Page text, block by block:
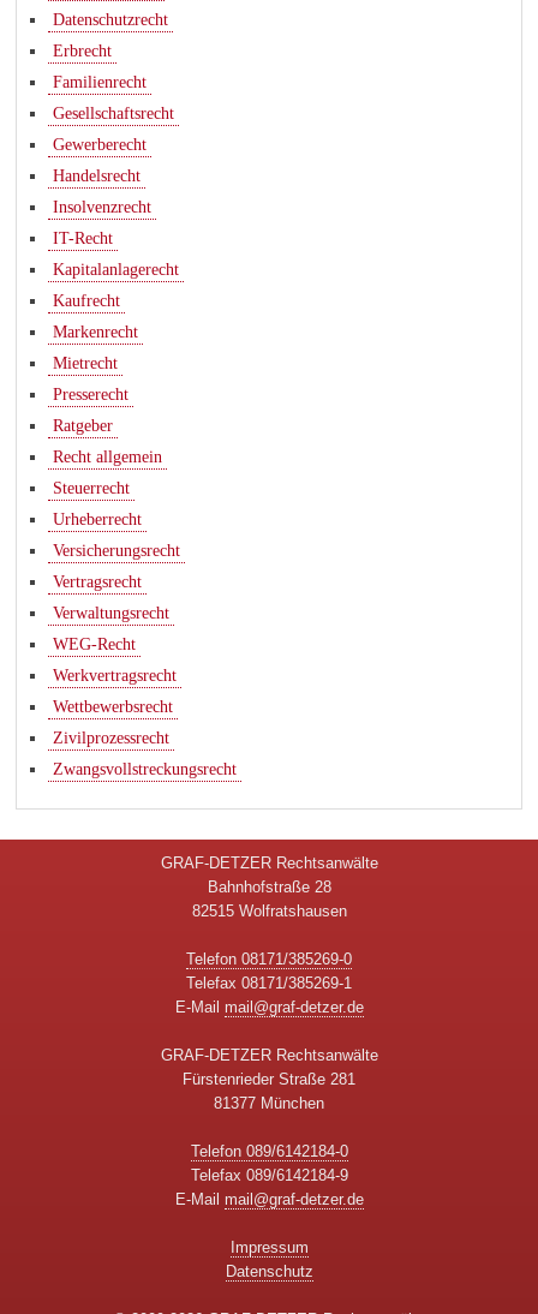
Datenschutzrecht
Erbrecht
Familienrecht
Gesellschaftsrecht
Gewerberecht
Handelsrecht
Insolvenzrecht
IT-Recht
Kapitalanlagerecht
Kaufrecht
Markenrecht
Mietrecht
Presserecht
Ratgeber
Recht allgemein
Steuerrecht
Urheberrecht
Versicherungsrecht
Vertragsrecht
Verwaltungsrecht
WEG-Recht
Werkvertragsrecht
Wettbewerbsrecht
Zivilprozessrecht
Zwangsvollstreckungsrecht
GRAF-DETZER Rechtsanwälte
Bahnhofstraße 28
82515 Wolfratshausen
Telefon 08171/385269-0
Telefax 08171/385269-1
E-Mail mail@graf-detzer.de
GRAF-DETZER Rechtsanwälte
Fürstenrieder Straße 281
81377 München
Telefon 089/6142184-0
Telefax 089/6142184-9
E-Mail mail@graf-detzer.de
Impressum
Datenschutz